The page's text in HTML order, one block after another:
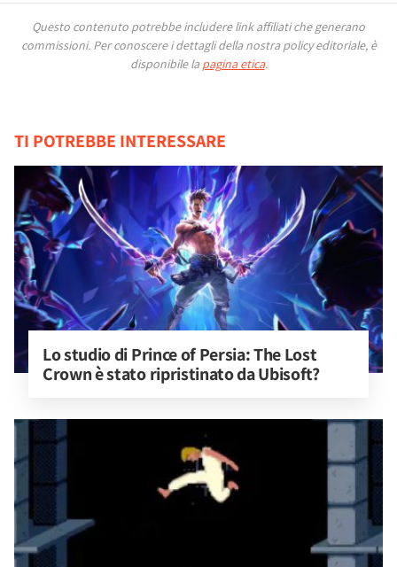
Questo contenuto potrebbe includere link affiliati che generano
commissioni. Per conoscere i dettagli della nostra policy editoriale, è
disponibile la pagina etica.
TI POTREBBE INTERESSARE
Lo studio di Prince of Persia: The Lost
Crown è stato ripristinato da Ubisoft?